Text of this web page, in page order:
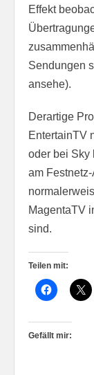
Effekt
Sendungen
ansehe).
Derartige
EntertainTV
oder bei Sky
am
MagentaTV
sind.
Teilen mit:
Gefällt mir: